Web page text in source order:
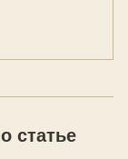
статье